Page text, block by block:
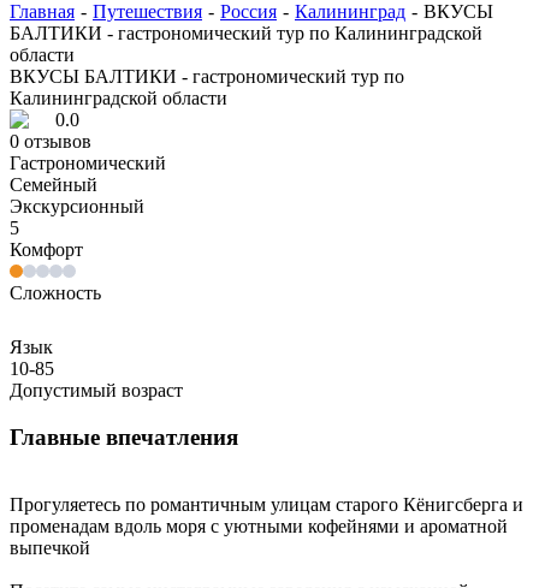
Главная - Путешествия - Россия - Калининград - ВКУСЫ
БАЛТИКИ - гастрономический тур по Калининградской
области
ВКУСЫ БАЛТИКИ - гастрономический тур по
Калининградской области
0.0
0 отзывов
Гастрономический
Семейный
Экскурсионный
5
Комфорт
Сложность
Язык
10-85
Допустимый возраст
Главные впечатления
Прогуляетесь по романтичным улицам старого Кёнигсберга и
променадам вдоль моря с уютными кофейнями и ароматной
выпечкой